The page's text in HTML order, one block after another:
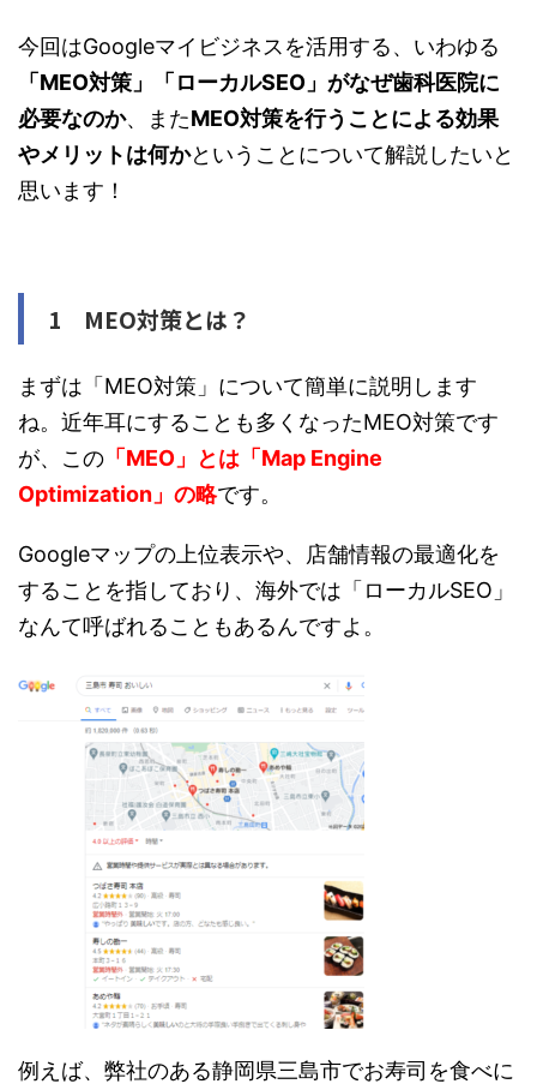
今回はGoogleマイビジネスを活用する、いわゆる
「MEO対策」「ローカルSEO」がなぜ歯科医院に
必要なのか、またMEO対策を行うことによる効果
やメリットは何かということについて解説したいと
思います！
1 MEO対策とは？
まずは「MEO対策」について簡単に説明します
ね。近年耳にすることも多くなったMEO対策です
が、この 「MEO」とは「Map Engine
Optimization」の略です。
Googleマップの上位表示や、店舗情報の最適化を
することを指しており、海外では「ローカルSEO」
なんて呼ばれることもあるんですよ。
例えば、弊社のある静岡県三島市でお寿司を食べに